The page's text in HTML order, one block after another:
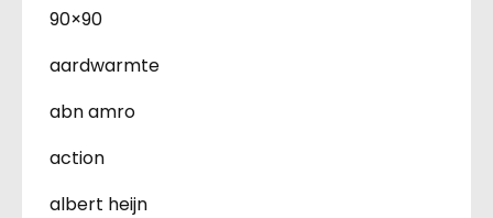
90×90
aardwarmte
abn amro
action
albert heijn